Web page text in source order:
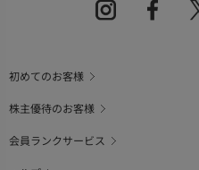
初めてのお客様
株主優待のお客様
会員ランクサービス